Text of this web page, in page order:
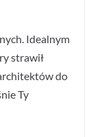
Idealnym
strawił
do
Ty